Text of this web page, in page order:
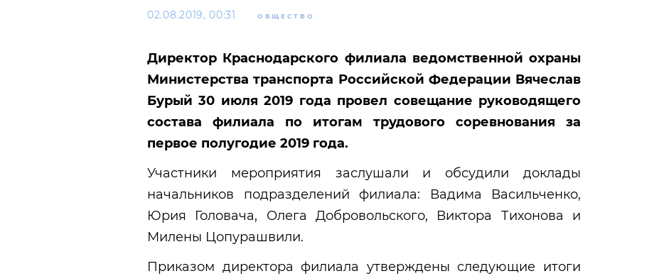
02.08.2019, 00:31 ОБЩЕСТВО
Директор Краснодарского филиала ведомственной охраны
Министерства транспорта Российской Федерации Вячеслав
Бурый 30 июля 2019 года провел совещание руководящего
состава филиала по итогам трудового соревнования за
первое полугодие 2019 года.
Участники мероприятия заслушали и обсудили доклады
начальников подразделений филиала: Вадима Васильченко,
Юрия Головача, Олега Добровольского, Виктора Тихонова и
Милены Цопурашвили.
Приказом директора филиала утверждены следующие итоги